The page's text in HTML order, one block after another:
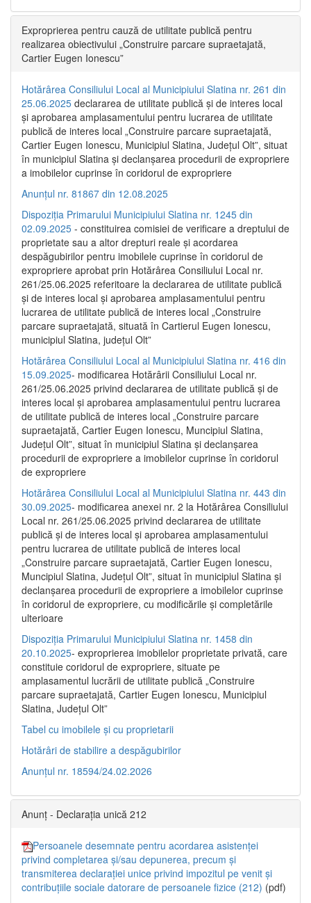
Exproprierea pentru cauză de utilitate publică pentru
realizarea obiectivului „Construire parcare supraetajată,
Cartier Eugen Ionescu”
Hotărârea Consiliului Local al Municipiului Slatina nr. 261 din
25.06.2025 declararea de utilitate publică și de interes local
și aprobarea amplasamentului pentru lucrarea de utilitate
publică de interes local „Construire parcare supraetajată,
Cartier Eugen Ionescu, Municipiul Slatina, Județul Olt”, situat
în municipiul Slatina și declanșarea procedurii de expropriere
a imobilelor cuprinse în coridorul de expropriere
Anunțul nr. 81867 din 12.08.2025
Dispoziția Primarului Municipiului Slatina nr. 1245 din
02.09.2025 - constituirea comisiei de verificare a dreptului de
proprietate sau a altor drepturi reale și acordarea
despăgubirilor pentru imobilele cuprinse în coridorul de
expropriere aprobat prin Hotărârea Consiliului Local nr.
261/25.06.2025 referitoare la declararea de utilitate publică
și de interes local și aprobarea amplasamentului pentru
lucrarea de utilitate publică de interes local „Construire
parcare supraetajată, situată în Cartierul Eugen Ionescu,
municipiul Slatina, județul Olt”
Hotărârea Consiliului Local al Municipiului Slatina nr. 416 din
15.09.2025- modificarea Hotărârii Consiliului Local nr.
261/25.06.2025 privind declararea de utilitate publică și de
interes local și aprobarea amplasamentului pentru lucrarea
de utilitate publică de interes local „Construire parcare
supraetajată, Cartier Eugen Ionescu, Muncipiul Slatina,
Județul Olt”, situat în municipiul Slatina și declanșarea
procedurii de expropriere a imobilelor cuprinse în coridorul
de expropriere
Hotărârea Consiliului Local al Municipiului Slatina nr. 443 din
30.09.2025- modificarea anexei nr. 2 la Hotărârea Consiliului
Local nr. 261/25.06.2025 privind declararea de utilitate
publică şi de interes local şi aprobarea amplasamentului
pentru lucrarea de utilitate publică de interes local
„Construire parcare supraetajată, Cartier Eugen Ionescu,
Muncipiul Slatina, Judeţul Olt”, situat în municipiul Slatina şi
declanşarea procedurii de expropriere a imobilelor cuprinse
în coridorul de expropriere, cu modificările şi completările
ulterioare
Dispoziția Primarului Municipiului Slatina nr. 1458 din
20.10.2025- exproprierea imobilelor proprietate privată, care
constituie coridorul de expropriere, situate pe
amplasamentul lucrării de utilitate publică „Construire
parcare supraetajată, Cartier Eugen Ionescu, Municipiul
Slatina, Județul Olt”
Tabel cu imobilele și cu proprietarii
Hotărâri de stabilire a despăgubirilor
Anunțul nr. 18594/24.02.2026
Anunț - Declarația unică 212
Persoanele desemnate pentru acordarea asistenței
privind completarea și/sau depunerea, precum și
transmiterea declarației unice privind impozitul pe venit și
contribuțiile sociale datorare de persoanele fizice (212) (pdf)